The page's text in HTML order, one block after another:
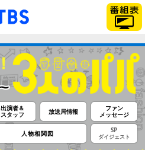
「TBSテレビ」トップページ
出演者＆
スタッフ 放送局情報 ファン
メッセージ
人物相関図 SP
ダイジェスト